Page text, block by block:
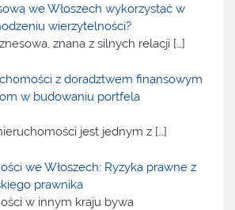
we Włoszech wykorzystać w
wierzytelności?
znana z silnych relacji […]
z doradztwem finansowym
w budowaniu portfela
jest jednym z […]
we Włoszech: Ryzyka prawne z
prawnika
w innym kraju bywa